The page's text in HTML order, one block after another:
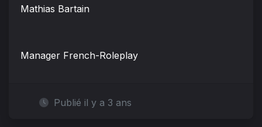
Mathias Bartain
Manager French-Roleplay
Publié il y a 3 ans